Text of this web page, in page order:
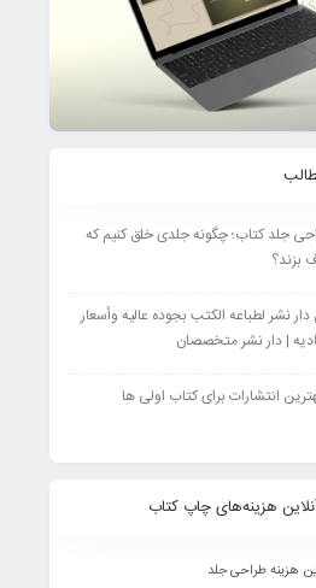
جلد کتاب؛ چگونه جلدی خلق کنیم که
بزند؟
نشر لطباعه الکتب بجوده عالیه وأسعار
| دار نشر متخصصان
انتشارات برای کتاب اولی ها
هزینه‌های چاپ کتاب
هزینه طراحی جلد